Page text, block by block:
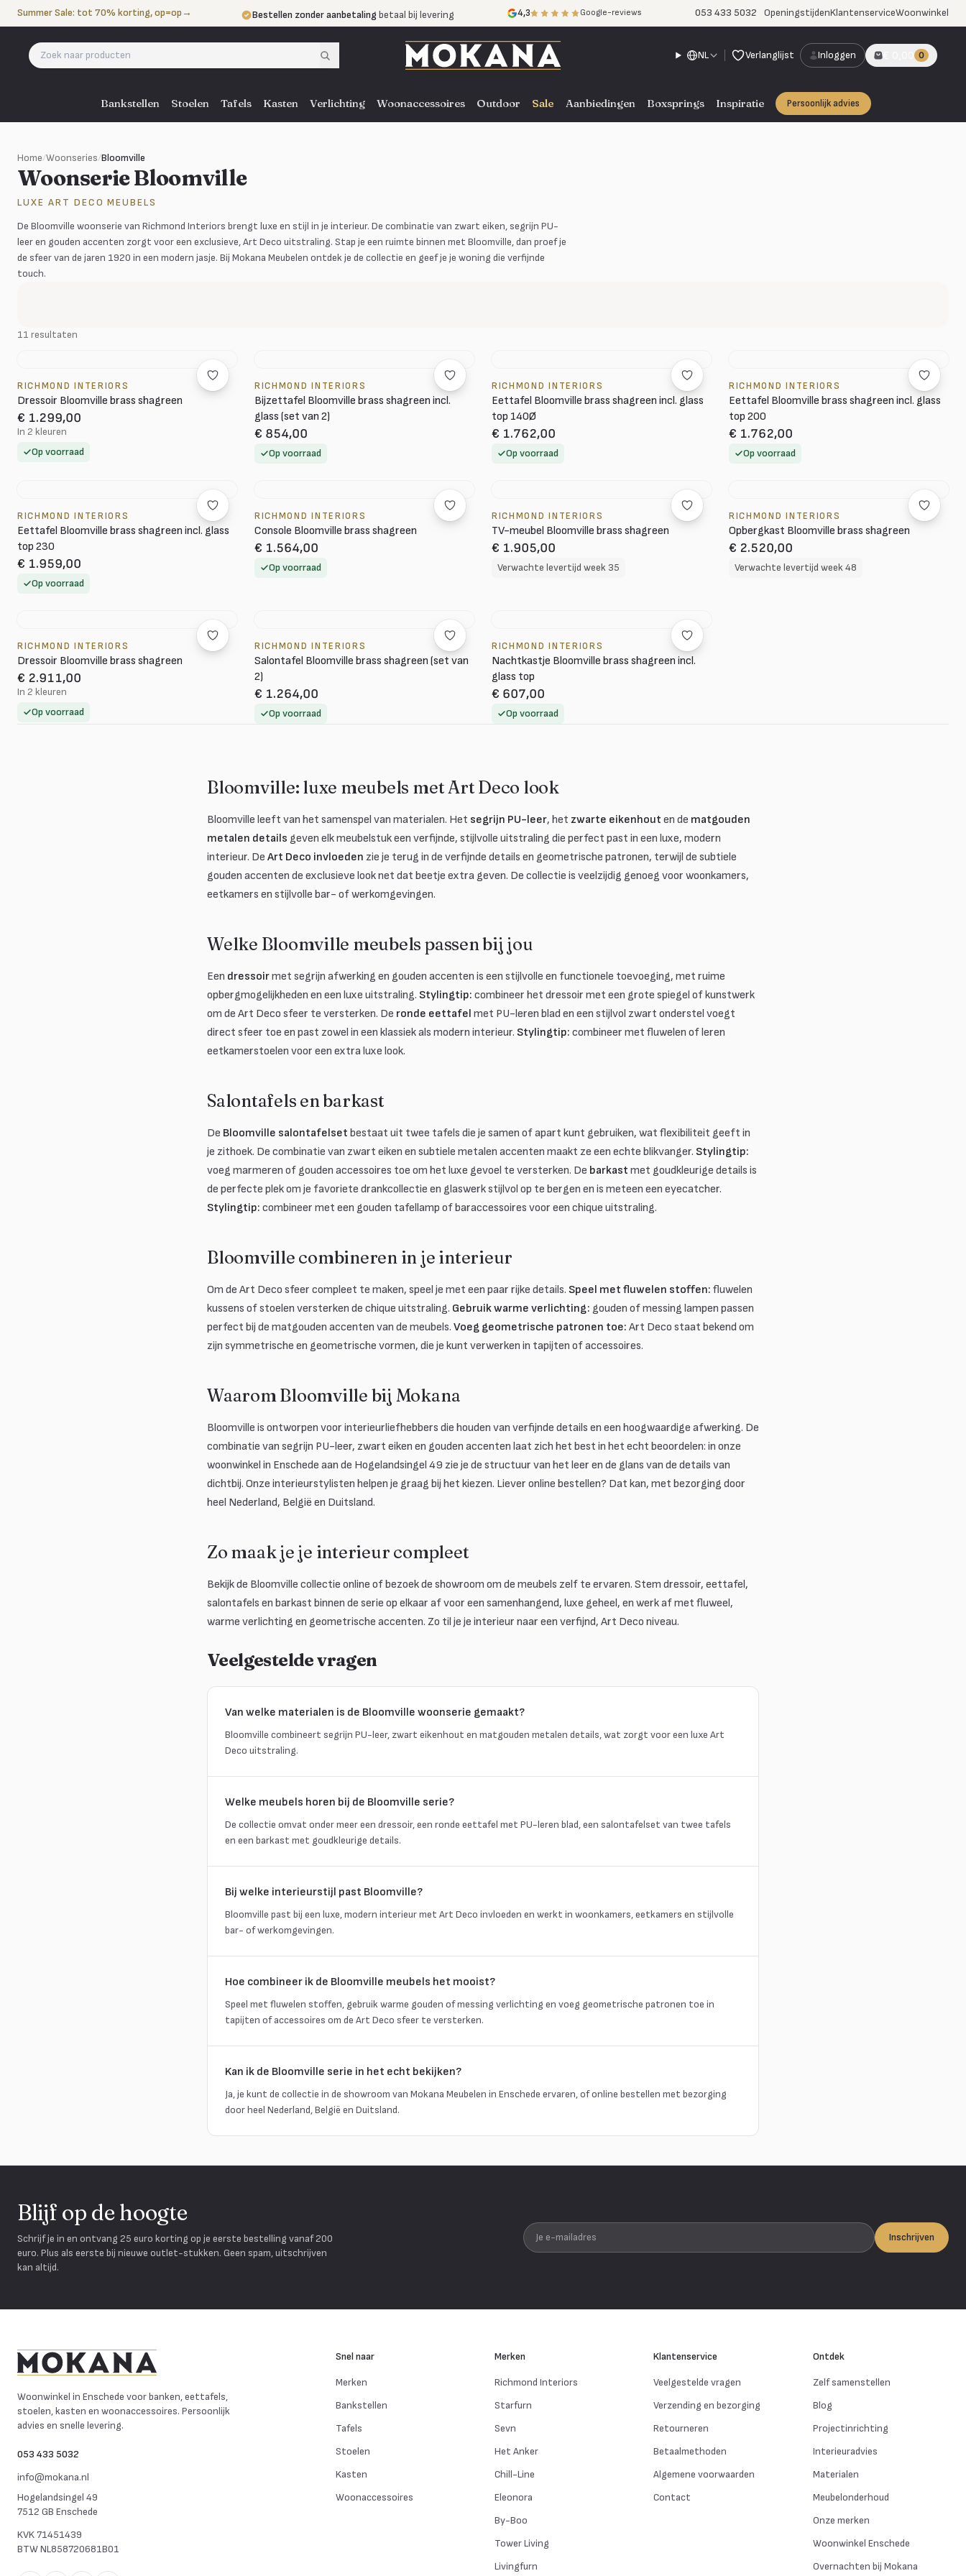
Naar de inhoud
Summer Sale: tot 70% korting, op=op→ Bestellen zonder aanbetaling betaal bij levering
Eigen bezorgdienst door heel NL, BE en DE
4,3 Google-reviews 053 433 5032 OpeningstijdenKlantenserviceWoonwinkel
NL Verlanglijst Inloggen € 0,00 0
Bankstellen Stoelen Tafels Kasten Verlichting Woonaccessoires Outdoor Sale Aanbiedingen Boxsprings Inspiratie Persoonlijk advies
Home/Woonseries/Bloomville
Woonserie Bloomville
LUXE ART DECO MEUBELS
De Bloomville woonserie van Richmond Interiors brengt luxe en stijl in je interieur. De combinatie van zwart eiken, segrijn PU-
leer en gouden accenten zorgt voor een exclusieve, Art Deco uitstraling. Stap je een ruimte binnen met Bloomville, dan proef je
de sfeer van de jaren 1920 in een modern jasje. Bij Mokana Meubelen ontdek je de collectie en geef je je woning die verfijnde
touch.
11 resultaten
RICHMOND INTERIORS
Dressoir Bloomville brass shagreen
€ 1.299,00
In 2 kleuren
Op voorraad
RICHMOND INTERIORS
Bijzettafel Bloomville brass shagreen incl.
glass (set van 2)
€ 854,00
Op voorraad
RICHMOND INTERIORS
Eettafel Bloomville brass shagreen incl. glass
top 140Ø
€ 1.762,00
Op voorraad
RICHMOND INTERIORS
Eettafel Bloomville brass shagreen incl. glass
top 200
€ 1.762,00
Op voorraad
RICHMOND INTERIORS
Eettafel Bloomville brass shagreen incl. glass
top 230
€ 1.959,00
Op voorraad
RICHMOND INTERIORS
Console Bloomville brass shagreen
€ 1.564,00
Op voorraad
RICHMOND INTERIORS
TV-meubel Bloomville brass shagreen
€ 1.905,00
Verwachte levertijd week 35
RICHMOND INTERIORS
Opbergkast Bloomville brass shagreen
€ 2.520,00
Verwachte levertijd week 48
RICHMOND INTERIORS
Dressoir Bloomville brass shagreen
€ 2.911,00
In 2 kleuren
Op voorraad
RICHMOND INTERIORS
Salontafel Bloomville brass shagreen (set van
2)
€ 1.264,00
Op voorraad
RICHMOND INTERIORS
Nachtkastje Bloomville brass shagreen incl.
glass top
€ 607,00
Op voorraad
Bloomville: luxe meubels met Art Deco look
Bloomville leeft van het samenspel van materialen. Het segrijn PU-leer, het zwarte eikenhout en de matgouden
metalen details geven elk meubelstuk een verfijnde, stijlvolle uitstraling die perfect past in een luxe, modern
interieur. De Art Deco invloeden zie je terug in de verfijnde details en geometrische patronen, terwijl de subtiele
gouden accenten de exclusieve look net dat beetje extra geven. De collectie is veelzijdig genoeg voor woonkamers,
eetkamers en stijlvolle bar- of werkomgevingen.
Welke Bloomville meubels passen bij jou
Een dressoirmet segrijn afwerking en gouden accenten is een stijlvolle en functionele toevoeging, met ruime
opbergmogelijkheden en een luxe uitstraling. Stylingtip: combineer het dressoir met een grote spiegel of kunstwerk
om de Art Deco sfeer te versterken. De ronde eettafel met PU-leren blad en een stijlvol zwart onderstel voegt
direct sfeer toe en past zowel in een klassiek als modern interieur. Stylingtip: combineer met fluwelen of leren
eetkamerstoelen voor een extra luxe look.
Salontafels en barkast
De Bloomville salontafelset bestaat uit twee tafels die je samen of apart kunt gebruiken, wat flexibiliteit geeft in
je zithoek. De combinatie van zwart eiken en subtiele metalen accenten maakt ze een echte blikvanger. Stylingtip:
voeg marmeren of gouden accessoires toe om het luxe gevoel te versterken. De barkast met goudkleurige details is
de perfecte plek om je favoriete drankcollectie en glaswerk stijlvol op te bergen en is meteen een eyecatcher.
Stylingtip: combineer met een gouden tafellamp of baraccessoires voor een chique uitstraling.
Bloomville combineren in je interieur
Om de Art Deco sfeer compleet te maken, speel je met een paar rijke details. Speel met fluwelen stoffen: fluwelen
kussens of stoelen versterken de chique uitstraling. Gebruik warme verlichting: gouden of messing lampen passen
perfect bij de matgouden accenten van de meubels. Voeg geometrische patronen toe: Art Deco staat bekend om
zijn symmetrische en geometrische vormen, die je kunt verwerken in tapijten of accessoires.
Waarom Bloomville bij Mokana
Bloomville is ontworpen voor interieurliefhebbers die houden van verfijnde details en een hoogwaardige afwerking. De
combinatie van segrijn PU-leer, zwart eiken en gouden accenten laat zich het best in het echt beoordelen: in onze
woonwinkel in Enschede aan de Hogelandsingel 49 zie je de structuur van het leer en de glans van de details van
dichtbij. Onze interieurstylisten helpen je graag bij het kiezen. Liever online bestellen? Dat kan, met bezorging door
heel Nederland, België en Duitsland.
Zo maak je je interieur compleet
Bekijk de Bloomville collectie online of bezoek de showroom om de meubels zelf te ervaren. Stem dressoir, eettafel,
salontafels en barkast binnen de serie op elkaar af voor een samenhangend, luxe geheel, en werk af met fluweel,
warme verlichting en geometrische accenten. Zo til je je interieur naar een verfijnd, Art Deco niveau.
Veelgestelde vragen
Van welke materialen is de Bloomville woonserie gemaakt?
Bloomville combineert segrijn PU-leer, zwart eikenhout en matgouden metalen details, wat zorgt voor een luxe Art
Deco uitstraling.
Welke meubels horen bij de Bloomville serie?
De collectie omvat onder meer een dressoir, een ronde eettafel met PU-leren blad, een salontafelset van twee tafels
en een barkast met goudkleurige details.
Bij welke interieurstijl past Bloomville?
Bloomville past bij een luxe, modern interieur met Art Deco invloeden en werkt in woonkamers, eetkamers en stijlvolle
bar- of werkomgevingen.
Hoe combineer ik de Bloomville meubels het mooist?
Speel met fluwelen stoffen, gebruik warme gouden of messing verlichting en voeg geometrische patronen toe in
tapijten of accessoires om de Art Deco sfeer te versterken.
Kan ik de Bloomville serie in het echt bekijken?
Ja, je kunt de collectie in de showroom van Mokana Meubelen in Enschede ervaren, of online bestellen met bezorging
door heel Nederland, België en Duitsland.
Blijf op de hoogte
Schrijf je in en ontvang 25 euro korting op je eerste bestelling vanaf 200
euro. Plus als eerste bij nieuwe outlet-stukken. Geen spam, uitschrijven
kan altijd.
Je e-mailadres
Inschrijven
Woonwinkel in Enschede voor banken, eettafels,
stoelen, kasten en woonaccessoires. Persoonlijk
advies en snelle levering.
053 433 5032
info@mokana.nl
Hogelandsingel 49
7512 GB Enschede
KVK71451439
BTWNL858720681B01
Snel naar
Merken
Bankstellen
Tafels
Stoelen
Kasten
Woonaccessoires
Merken
Richmond Interiors
Starfurn
Sevn
Het Anker
Chill-Line
Eleonora
By-Boo
Tower Living
Livingfurn
Klantenservice
Veelgestelde vragen
Verzending en bezorging
Retourneren
Betaalmethoden
Algemene voorwaarden
Contact
Ontdek
Zelf samenstellen
Blog
Projectinrichting
Interieuradvies
Materialen
Meubelonderhoud
Onze merken
Woonwinkel Enschede
Overnachten bij Mokana